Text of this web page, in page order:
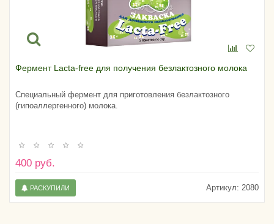
Фермент Lacta-free для получения безлактозного молока
Специальный фермент для приготовления безлактозного
(гипоаллергенного) молока.
400 руб.
Артикул: 2080
РАСКУПИЛИ